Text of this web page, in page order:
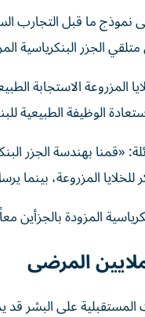
ما قبل التجارب
المزروعة الاستجابة
الوظيفة الطبيعية
المزروعة، بينما
المزودة بالجزأين
المرضى
المستقبلية على البشر